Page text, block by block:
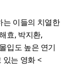
는 이들의 치열한
효, 박지환,
입도 높은 연기
있는 영화 <